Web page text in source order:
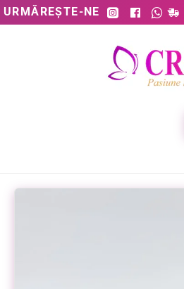
URMĂREȘTE-NE